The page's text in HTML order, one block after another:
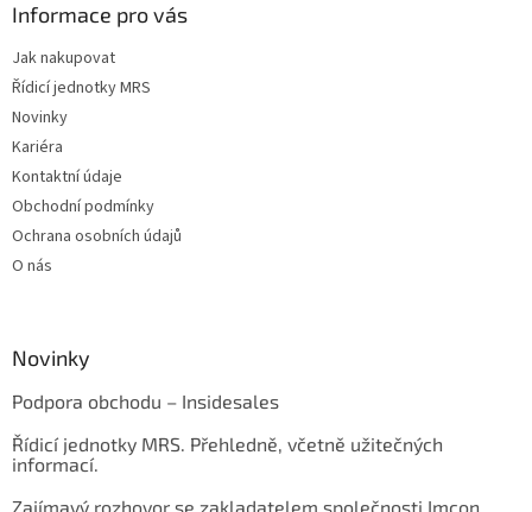
Informace pro vás
Jak nakupovat
Řídicí jednotky MRS
Novinky
Kariéra
Kontaktní údaje
Obchodní podmínky
Ochrana osobních údajů
O nás
Novinky
Podpora obchodu – Insidesales
Řídicí jednotky MRS. Přehledně, včetně užitečných
informací.
Zajímavý rozhovor se zakladatelem společnosti Imcon